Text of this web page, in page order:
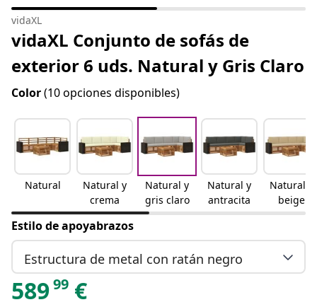
vidaXL
vidaXL Conjunto de sofás de
exterior 6 uds. Natural y Gris Claro
Color(10 opciones disponibles)
Natural
Natural y
crema
Natural y
gris claro
Natural y
antracita
Natural y
beige
Estilo de apoyabrazos
Estructura de metal con ratán negro
58999 €